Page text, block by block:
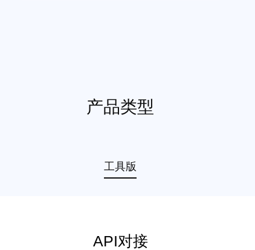
产品类型
工具版
API对接